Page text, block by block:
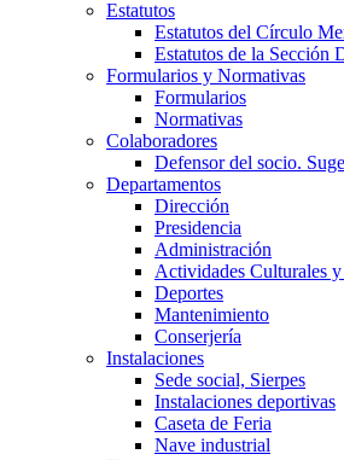
Estatutos
Estatutos del Círculo
Estatutos de la Sección
Formularios y Normativas
Formularios
Normativas
Colaboradores
Defensor del socio.
Departamentos
Dirección
Presidencia
Administración
Actividades Culturales
Deportes
Mantenimiento
Conserjería
Instalaciones
Sede social, Sierpes
Instalaciones deportivas
Caseta de Feria
Nave industrial